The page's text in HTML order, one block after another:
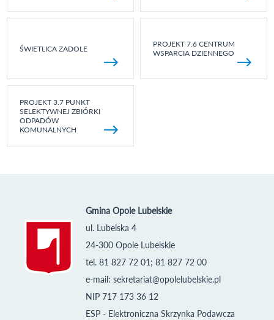
ŚWIETLICA ZADOLE
PROJEKT 7.6 CENTRUM
WSPARCIA DZIENNEGO
PROJEKT 3.7 PUNKT
SELEKTYWNEJ ZBIÓRKI
ODPADÓW
KOMUNALNYCH
Gmina Opole Lubelskie
ul. Lubelska 4
24-300 Opole Lubelskie
tel. 81 827 72 01; 81 827 72 00
e-mail: sekretariat@opolelubelskie.pl
NIP 717 173 36 12
ESP - Elektroniczna Skrzynka Podawcza